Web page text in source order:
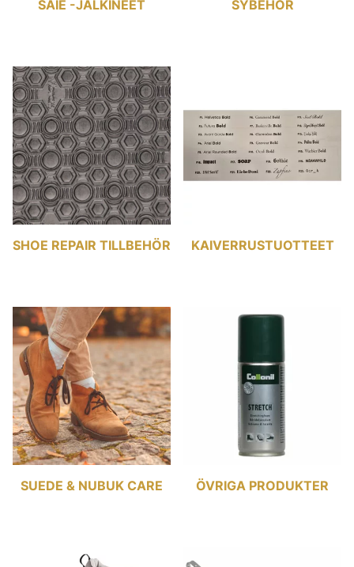
SÄIE -JALKINEET SYBEHÖR
SHOE REPAIR TILLBEHÖR KAIVERRUSTUOTTEET
SUEDE & NUBUK CARE ÖVRIGA PRODUKTER